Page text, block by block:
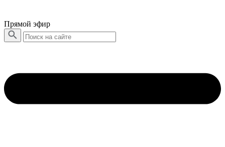
Прямой эфир